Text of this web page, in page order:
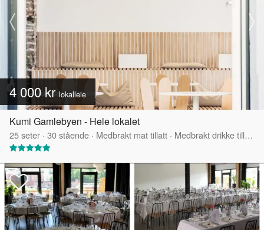
4 000 krlokalleie
Kumi Gamlebyen - Hele lokalet
25seter · 30stående · Medbrakt mat tillatt · Medbrakt drikke tillatt